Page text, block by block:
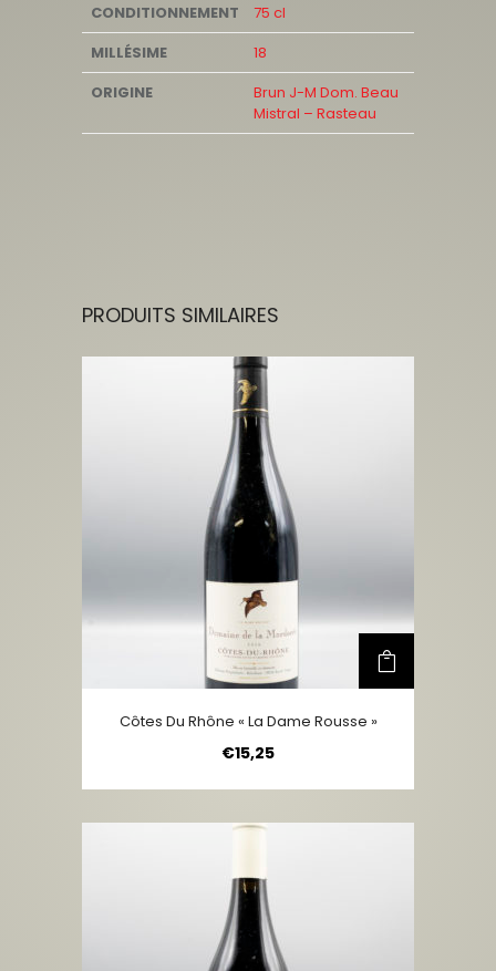
CONDITIONNEMENT
75 cl
MILLÉSIME
18
ORIGINE
Brun J-M Dom. Beau
Mistral – Rasteau
PRODUITS SIMILAIRES
Côtes Du Rhône « La Dame Rousse »
€15,25